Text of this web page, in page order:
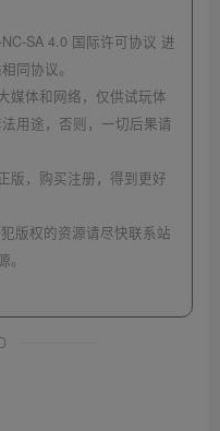
SA 4.0 国际许可协议 进
同协议。
媒体和网络，仅供试玩体
用途，否则，一切后果请
版，购买注册，得到更好
版权的资源请尽快联系站